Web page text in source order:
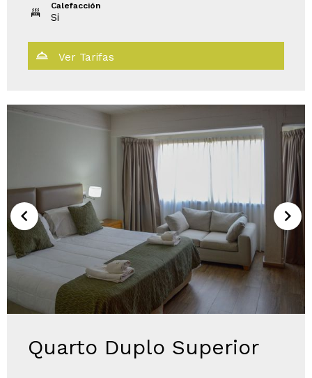
Calefacción
Si
Ver Tarifas
Quarto Duplo Superior